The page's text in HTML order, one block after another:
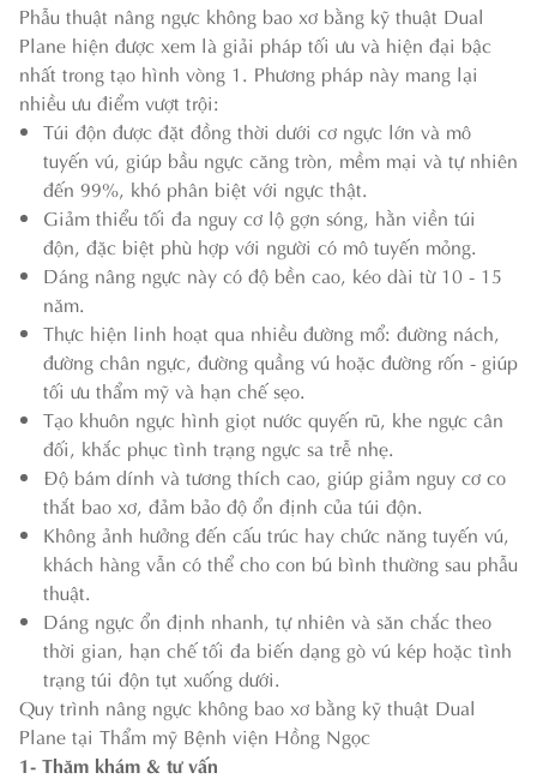
Phẫu thuật nâng ngực không bao xơ bằng kỹ thuật Dual
Plane hiện được xem là giải pháp tối ưu và hiện đại bậc
nhất trong tạo hình vòng 1. Phương pháp này mang lại
nhiều ưu điểm vượt trội:
Túi độn được đặt đồng thời dưới cơ ngực lớn và mô
tuyến vú, giúp bầu ngực căng tròn, mềm mại và tự nhiên
đến 99%, khó phân biệt với ngực thật.
Giảm thiểu tối đa nguy cơ lộ gợn sóng, hằn viền túi
độn, đặc biệt phù hợp với người có mô tuyến mỏng.
Dáng nâng ngực này có độ bền cao, kéo dài từ 10 - 15
năm.
Thực hiện linh hoạt qua nhiều đường mổ: đường nách,
đường chân ngực, đường quầng vú hoặc đường rốn - giúp
tối ưu thẩm mỹ và hạn chế sẹo.
Tạo khuôn ngực hình giọt nước quyến rũ, khe ngực cân
đối, khắc phục tình trạng ngực sa trễ nhẹ.
Độ bám dính và tương thích cao, giúp giảm nguy cơ co
thắt bao xơ, đảm bảo độ ổn định của túi độn.
Không ảnh hưởng đến cấu trúc hay chức năng tuyến vú,
khách hàng vẫn có thể cho con bú bình thường sau phẫu
thuật.
Dáng ngực ổn định nhanh, tự nhiên và săn chắc theo
thời gian, hạn chế tối đa biến dạng gò vú kép hoặc tình
trạng túi độn tụt xuống dưới.
Quy trình nâng ngực không bao xơ bằng kỹ thuật Dual
Plane tại Thẩm mỹ Bệnh viện Hồng Ngọc
1- Thăm khám & tư vấn